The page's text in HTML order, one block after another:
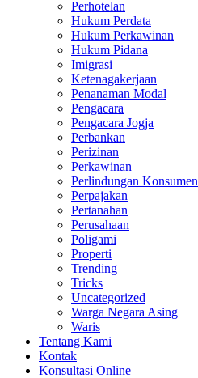
Perhotelan
Hukum Perdata
Hukum Perkawinan
Hukum Pidana
Imigrasi
Ketenagakerjaan
Penanaman Modal
Pengacara
Pengacara Jogja
Perbankan
Perizinan
Perkawinan
Perlindungan Konsumen
Perpajakan
Pertanahan
Perusahaan
Poligami
Properti
Trending
Tricks
Uncategorized
Warga Negara Asing
Waris
Tentang Kami
Kontak
Konsultasi Online